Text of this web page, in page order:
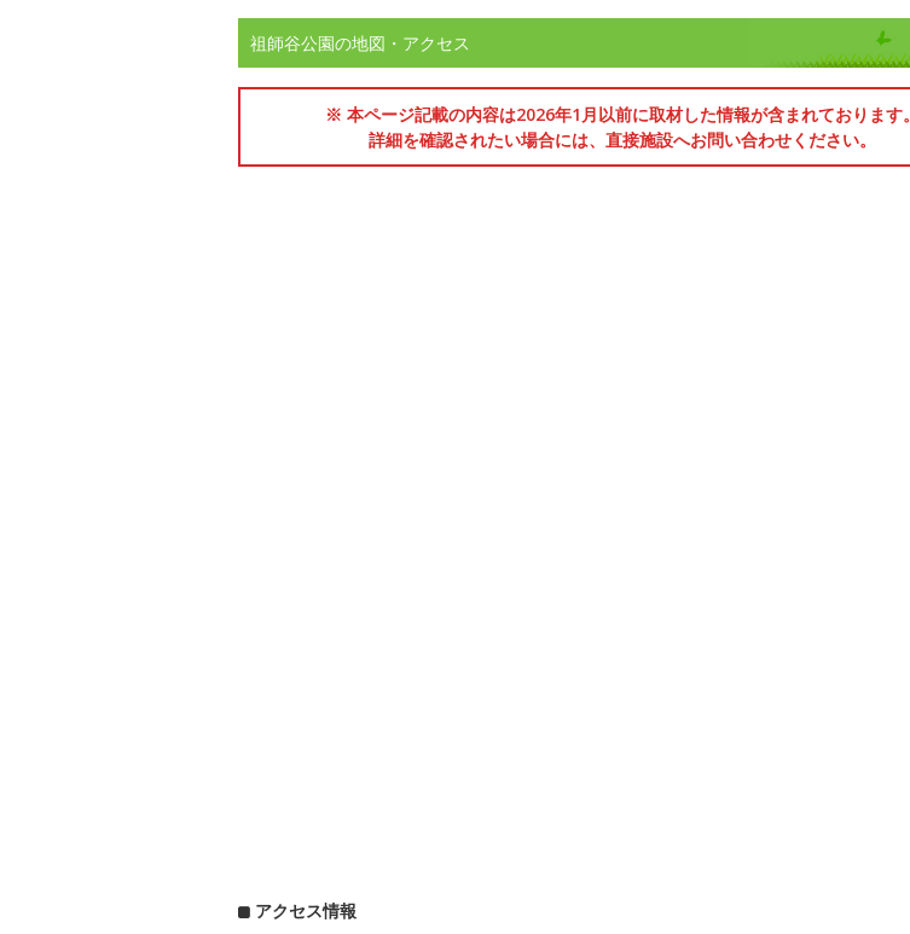
祖師谷公園の地図・アクセス
※ 本ページ記載の内容は2026年1月以前に取材した情報が含まれております。
詳細を確認されたい場合には、直接施設へお問い合わせください。
アクセス情報